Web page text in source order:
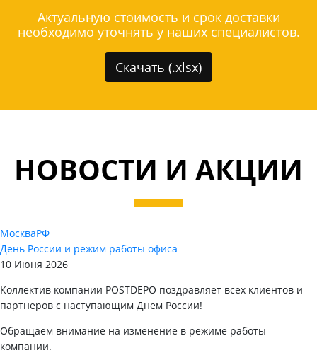
Актуальную стоимость и срок доставки
необходимо уточнять у наших специалистов.
Скачать (.xlsx)
НОВОСТИ И АКЦИИ
МоскваРФ
День России и режим работы офиса
10 Июня 2026
Коллектив компании POSTDEPO поздравляет всех клиентов и
партнеров с наступающим Днем России!
Обращаем внимание на изменение в режиме работы
компании.